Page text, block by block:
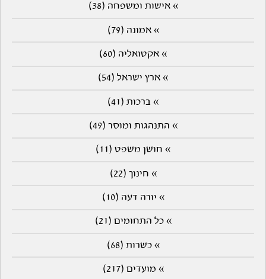
» אישות ומשפחה (38)
» אמונה (79)
» אקטואליה (60)
» ארץ ישראל (54)
» ברכות (41)
» התנהגות ומוסר (49)
» חושן משפט (11)
» חינוך (22)
» יורה דעה (10)
» כל התחומים (21)
» כשרות (68)
» מועדים (217)